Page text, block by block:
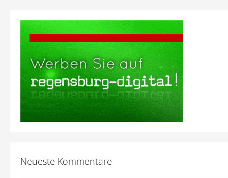
Neueste Kommentare